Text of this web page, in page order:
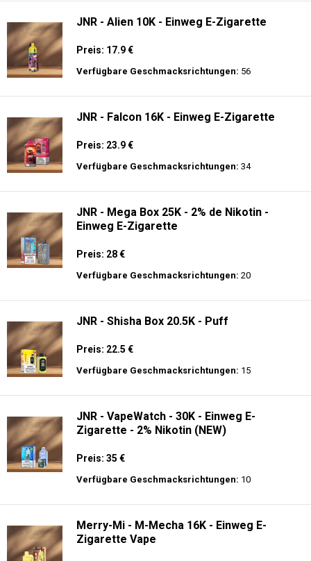
JNR - Alien 10K - Einweg E-Zigarette
Preis: 17.9 €
Verfügbare Geschmacksrichtungen: 56
JNR - Falcon 16K - Einweg E-Zigarette
Preis: 23.9 €
Verfügbare Geschmacksrichtungen: 34
JNR - Mega Box 25K - 2% de Nikotin -
Einweg E-Zigarette
Preis: 28 €
Verfügbare Geschmacksrichtungen: 20
JNR - Shisha Box 20.5K - Puff
Preis: 22.5 €
Verfügbare Geschmacksrichtungen: 15
JNR - VapeWatch - 30K - Einweg E-
Zigarette - 2% Nikotin (NEW)
Preis: 35 €
Verfügbare Geschmacksrichtungen: 10
Merry-Mi - M-Mecha 16K - Einweg E-
Zigarette Vape